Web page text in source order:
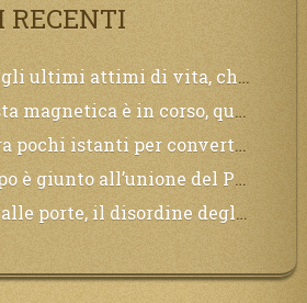
RECENTI
di vita, chi si vuole salvare Mi chiami in suo aiuto.
generazione patirà. Il black out non tarderà ad arrivare e tutta la Terra sarà oscurata.
perdete tempo, la sciagura arriverà all’improvviso e per chi non si sarà preparato saranno dolori.
del Padre con il figlio, non avete che da attendere pochissimo.
ordinati urlerà perdono, ma sarà troppo tardi, il tradimento è stato grande!